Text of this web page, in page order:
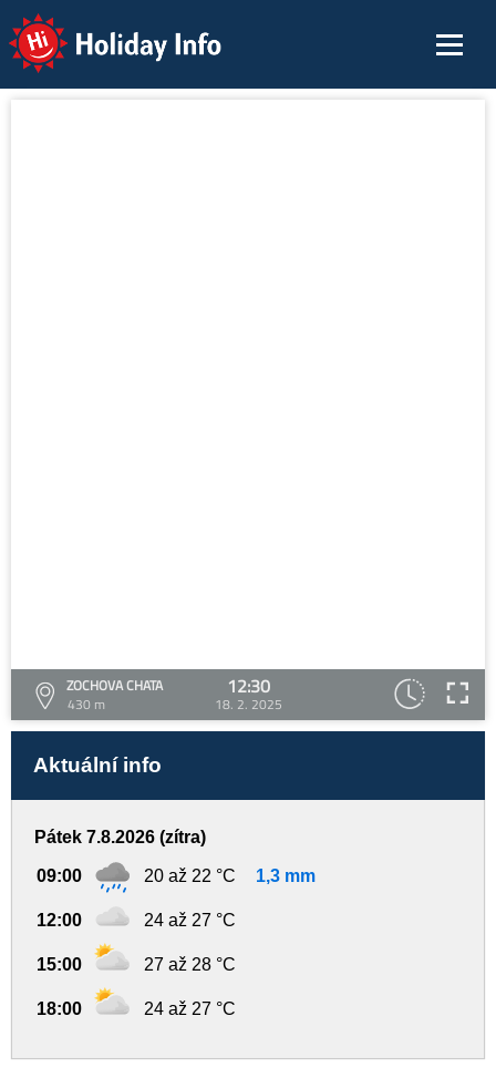
Holiday Info
ZOCHOVA CHATA
430 m
12:30
18. 2. 2025
Aktuální info
Pátek 7.8.2026 (zítra)
09:00 20 až 22 °C 1,3 mm
12:00 24 až 27 °C
15:00 27 až 28 °C
18:00 24 až 27 °C